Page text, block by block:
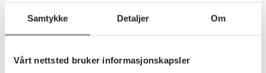
Samtykke Detaljer Om
Vårt nettsted bruker informasjonskapsler
helsetjenester til barnets beste